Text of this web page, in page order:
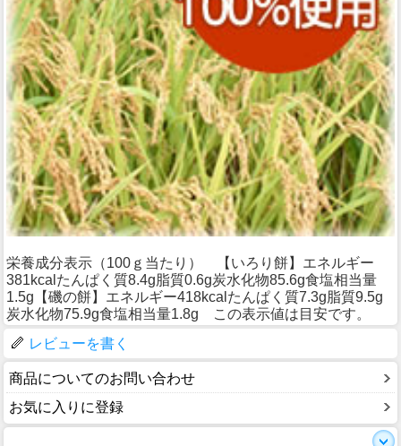
栄養成分表示（100ｇ当たり） 【いろり餅】エネルギー
381kcalたんぱく質8.4g脂質0.6g炭水化物85.6g食塩相当量
1.5g【磯の餅】エネルギー418kcalたんぱく質7.3g脂質9.5g
炭水化物75.9g食塩相当量1.8g この表示値は目安です。
レビューを書く
商品についてのお問い合わせ
お気に入りに登録